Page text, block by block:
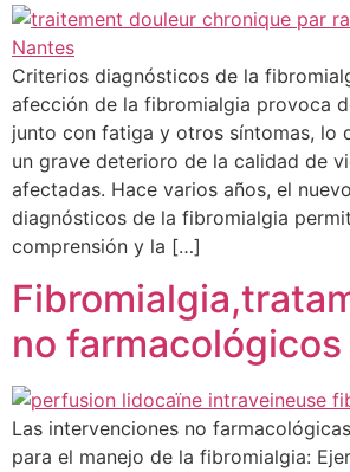
Criterios diagnósticos de la
afección de la fibromialgia provoca
junto con fatiga y otros síntomas, lo
un grave deterioro de la calidad de
afectadas. Hace varios años, el
diagnósticos de la fibromialgia
comprensión y la […]
no farmacológicos
Las intervenciones no
para el manejo de la fibromialgia: